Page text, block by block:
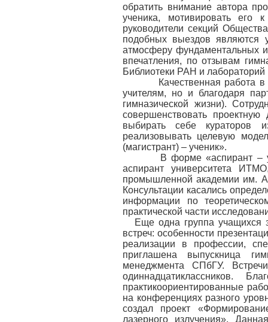
обратить внимание автора
ученика, мотивировать
руководители секций
подобных выездов являются
атмосферу фундаментальных
впечатления, по отзывам
Библиотеки РАН и лабораторий
Качественная работа в
учителям, но и благодаря
гимназической жизни).
совершенствовать
выбирать себе кураторов
реализовывать целевую
(магистрант) – ученик».
В форме «аспирант –
аспирант университета
промышленной академии им.
Консультации касались
информации по
практической части
Еще одна группа учащихся
встреч: особенности
реализации в профессии,
приглашена выпускница
менеджмента СПбГУ.
одиннадцатиклассников.
практикоориентированные
на конференциях разного
создал проект
лазерного излучения».